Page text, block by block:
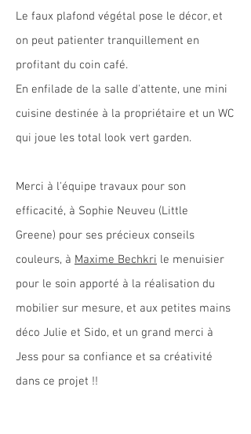
Le faux plafond végétal pose le décor, et
on peut patienter tranquillement en
profitant du coin café.
En enfilade de la salle d'attente, une mini
cuisine destinée à la propriétaire et un WC
qui joue les total look vert garden.
Merci à l'équipe travaux pour son
efficacité, à Sophie Neuveu (Little
Greene) pour ses précieux conseils
couleurs, à Maxime Bechkri le menuisier
pour le soin apporté à la réalisation du
mobilier sur mesure, et aux petites mains
déco Julie et Sido, et un grand merci à
Jess pour sa confiance et sa créativité
dans ce projet !!